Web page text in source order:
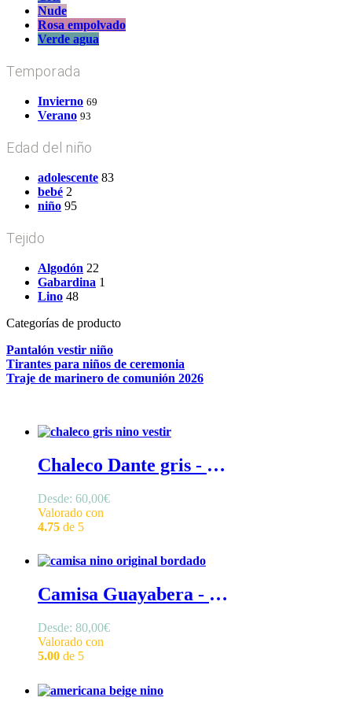
Nude
Rosa empolvado
Verde agua
Temporada
Invierno 69
Verano 93
Edad del niño
adolescente 83
bebé 2
niño 95
Tejido
Algodón 22
Gabardina 1
Lino 48
Categorías de producto
Pantalón vestir niño
Tirantes para niños de ceremonia
Traje de marinero de comunión 2026
Chaleco Dante gris - Chaleco gris de niño, estilo sencillo con trabilla en espalda, delantero en pico triangular
Desde: 60,00€
Valorado con
4.75 de 5
Camisa Guayabera - Camisa guayabera para niño blanca, camisa de primera comunión con cuello mao y puntillas verticales
Desde: 80,00€
Valorado con
5.00 de 5